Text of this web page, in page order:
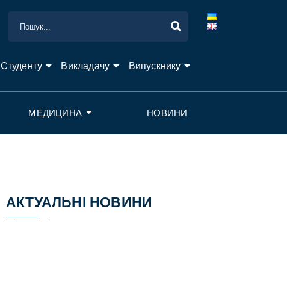
Студенту Викладачу Випускнику
МЕДИЦИНА НОВИНИ
АКТУАЛЬНІ НОВИНИ